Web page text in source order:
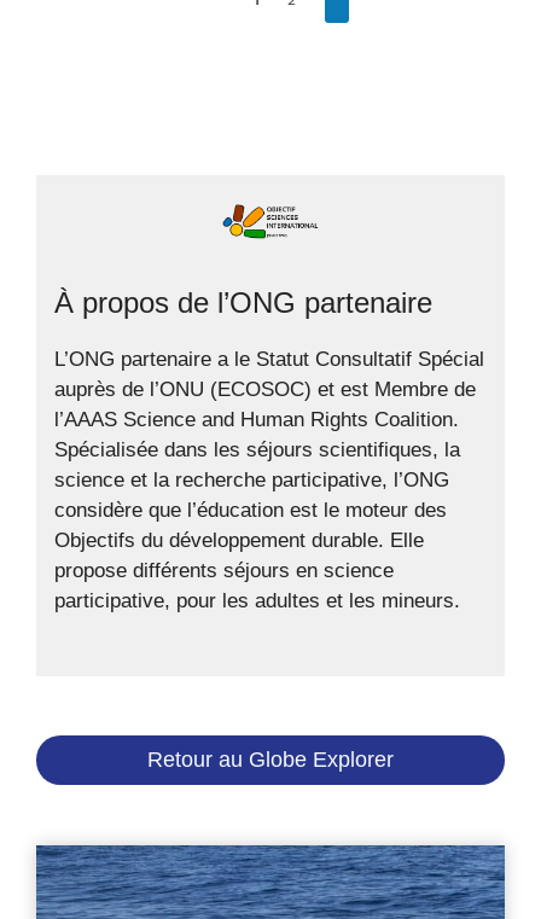
À propos de l’ONG partenaire
L’ONG partenaire a le Statut Consultatif Spécial
auprès de l’ONU (ECOSOC) et est Membre de
l’AAAS Science and Human Rights Coalition.
Spécialisée dans les séjours scientifiques, la
science et la recherche participative, l’ONG
considère que l’éducation est le moteur des
Objectifs du développement durable. Elle
propose différents séjours en science
participative, pour les adultes et les mineurs.
Retour au Globe Explorer